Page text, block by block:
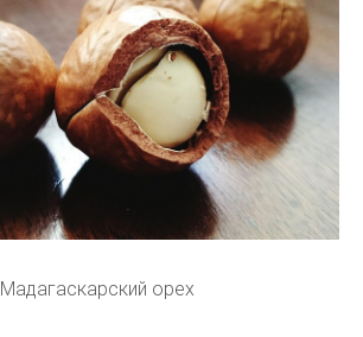
Мадагаскарский орех